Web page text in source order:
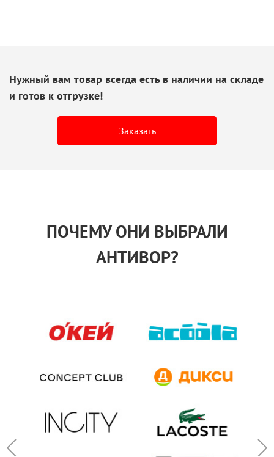
Нужный вам товар всегда есть в наличии на складе
и готов к отгрузке!
Заказать
ПОЧЕМУ ОНИ ВЫБРАЛИ
АНТИВОР?